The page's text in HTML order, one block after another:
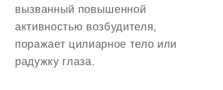
вызванный повышенной
активностью возбудителя,
поражает цилиарное тело или
радужку глаза.